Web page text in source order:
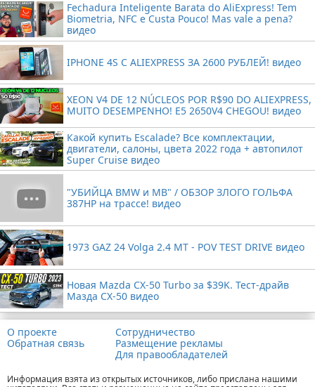
Fechadura Inteligente Barata do AliExpress! Tem
Biometria, NFC e Custa Pouco! Mas vale a pena?
видео
IPHONE 4S С ALIEXPRESS ЗА 2600 РУБЛЕЙ! видео
XEON V4 DE 12 NÚCLEOS POR R$90 DO ALIEXPRESS,
MUITO DESEMPENHO! E5 2650V4 CHEGOU! видео
Какой купить Escalade? Все комплектации,
двигатели, салоны, цвета 2022 года + автопилот
Super Cruise видео
"УБИЙЦА BMW и MB" / ОБЗОР ЗЛОГО ГОЛЬФА
387HP на трассе! видео
1973 GAZ 24 Volga 2.4 MT - POV TEST DRIVE видео
Новая Mazda CX-50 Turbo за $39K. Тест-драйв
Мазда CX-50 видео
О проекте
Обратная связь
Сотрудничество
Размещение рекламы
Для правообладателей
Информация взята из открытых источников, либо прислана нашими